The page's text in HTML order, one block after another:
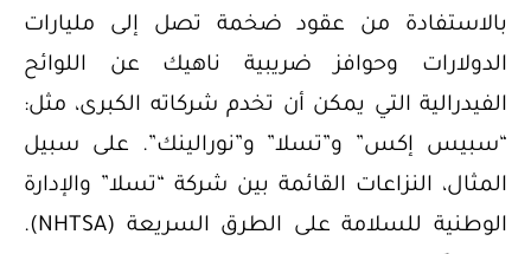
بالاستفادة من عقود ضخمة تصل إلى مليارات
الدولارات وحوافز ضريبية ناهيك عن اللوائح
الفيدرالية التي يمكن أن تخدم شركاته الكبرى، مثل:
“سبيس إكس” و”تسلا” و”نورالينك”. على سبيل
المثال، النزاعات القائمة بين شركة “تسلا” والإدارة
الوطنية للسلامة على الطرق السريعة (NHTSA).